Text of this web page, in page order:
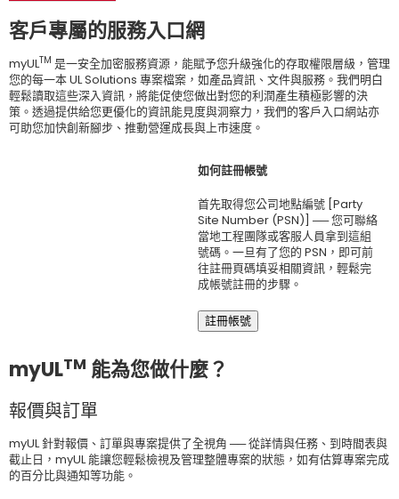
客戶專屬的服務入口網
myULTM 是一安全加密服務資源，能賦予您升級強化的存取權限層級，管理
您的每一本 UL Solutions 專案檔案，如產品資訊、文件與服務。我們明白
輕鬆讀取這些深入資訊，將能促使您做出對您的利潤產生積極影響的決
策。透過提供給您更優化的資訊能見度與洞察力，我們的客戶入口網站亦
可助您加快創新腳步、推動營運成長與上市速度。
如何註冊帳號
首先取得您公司地點編號 [Party
Site Number (PSN)] ── 您可聯絡
當地工程團隊或客服人員拿到這組
號碼。一旦有了您的 PSN，即可前
往註冊頁碼填妥相關資訊，輕鬆完
成帳號註冊的步驟。
註冊帳號
myULTM 能為您做什麼？
報價與訂單
myUL 針對報價、訂單與專案提供了全視角 ── 從詳情與任務、到時間表與
截止日，myUL 能讓您輕鬆檢視及管理整體專案的狀態，如有估算專案完成
的百分比與通知等功能。